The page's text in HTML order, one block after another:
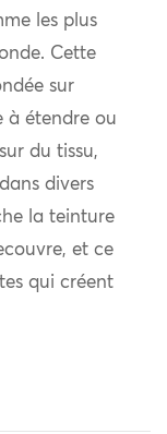
les plus
Cette
sur
à étendre ou
du tissu,
divers
la teinture
et ce
qui créent